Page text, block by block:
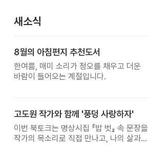
새소식
8월의 아침편지 추천도서
한여름, 매미 소리가 정오를 채우고 더운
바람이 들어오는 계절입니다.
고도원 작가와 함께 '풍덩 사랑하자'
이번 북토크는 명상시집 『밥 벗』 속 문장을
작가의 목소리로 직접 만나고, 나의 삶과